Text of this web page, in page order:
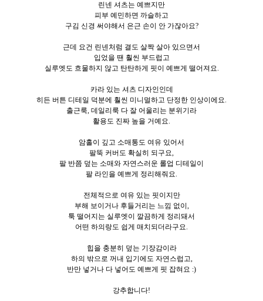
린넨 셔츠는 예쁘지만
피부 예민하면 까슬하고
구김 신경 써야해서 은근 손이 안 가잖아요?
근데 요건 린넨처럼 결도 살짝 살아 있으면서
입었을 땐 훨씬 부드럽고
실루엣도 흐물하지 않고 탄탄하게 핏이 예쁘게 떨어져요.
카라 있는 셔츠 디자인인데
히든 버튼 디테일 덕분에 훨씬 미니멀하고 단정한 인상이에요.
출근룩, 데일리룩 다 잘 어울리는 분위기라
활용도 진짜 높을 거예요.
암홀이 깊고 소매통도 여유 있어서
팔뚝 커버도 확실히 되구요,
팔 반쯤 덮는 소매와 자연스러운 롤업 디테일이
팔 라인을 예쁘게 정리해줘요.
전체적으로 여유 있는 핏이지만
부해 보이거나 후들거리는 느낌 없이,
툭 떨어지는 실루엣이 깔끔하게 정리돼서
어떤 하의랑도 쉽게 매치되더라구요.
힙을 충분히 덮는 기장감이라
하의 밖으로 꺼내 입기에도 자연스럽고,
반만 넣거나 다 넣어도 예쁘게 핏 잡혀요 :)
강추합니다!